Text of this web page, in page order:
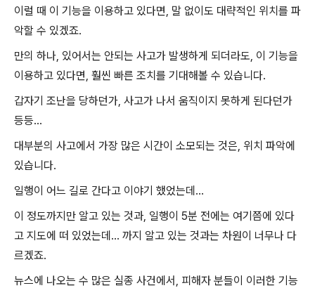
이럴 때 이 기능을 이용하고 있다면, 말 없이도 대략적인 위치를 파
악할 수 있겠죠.
만의 하나, 있어서는 안되는 사고가 발생하게 되더라도, 이 기능을
이용하고 있다면, 훨씬 빠른 조치를 기대해볼 수 있습니다.
갑자기 조난을 당하던가, 사고가 나서 움직이지 못하게 된다던가
등등...
대부분의 사고에서 가장 많은 시간이 소모되는 것은, 위치 파악에
있습니다.
일행이 어느 길로 간다고 이야기 했었는데...
이 정도까지만 알고 있는 것과, 일행이 5분 전에는 여기쯤에 있다
고 지도에 떠 있었는데... 까지 알고 있는 것과는 차원이 너무나 다
르겠죠.
뉴스에 나오는 수 많은 실종 사건에서, 피해자 분들이 이러한 기능